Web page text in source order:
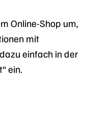
Online-Shop um,
mit
einfach in der
ein.